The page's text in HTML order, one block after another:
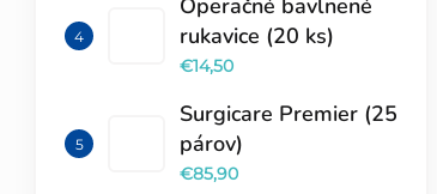
Operačné bavlnené
rukavice (20 ks)
€14,50
Surgicare Premier (25
párov)
€85,90